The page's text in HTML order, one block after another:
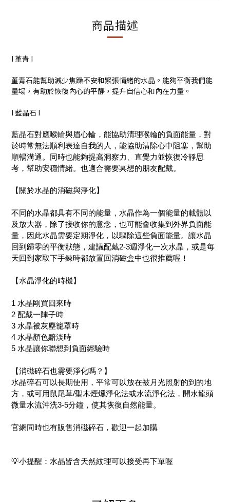
商品描述
I 堇青 I
堇青石能幫助減少焦躁不安和緊張情緒的水晶。能夠平衡我們能
量場，有助於恢復內心的平靜，提升自信心和內在力量。
I 藍晶石 I
藍晶石對應喉輪與眉心輪，能協助清理喉輪的負面能量，對
於時常無法順利表達自我的人，能協助清除心中阻塞，幫助
順暢溝通。同時也能夠提高洞察力、直覺力並恢復冷靜思
考，幫助安穩情緒。也適合需要冥想的朋友配戴。
【關於水晶的消磁與淨化】
不同的水晶都具有不同的能量，水晶作為一個能量的載體以
及放大器，除了接收你的意念，也可能會收集到外界負面能
量，因此水晶需要定期淨化，以驅除這些負面能量。讓水晶
回到歸零的平衡狀態，建議配戴2-3週淨化一次水晶，或是每
天回到家取下手鍊時都放置回消磁盒中也很推薦喔！
【水晶淨化的時機】
1 水晶剛買回來時
2 配戴一陣子時
3 水晶被灰塵籠罩時
4 水晶顏色黯淡時
5 水晶讓你聯想到負面經驗時
【消磁碎石也需要淨化嗎？】
水晶碎石可以長期使用，平常可以放在被月光照射的到的地
方，或可用鼠尾草/聖木煙燻淨化法或水流淨化法，開水龍頭
微量水流沖洗3-5分鐘，使其恢復自然能量。
官網同時也有販售消磁碎石，歡迎一起加購
💡小提醒：水晶皆含天然紋理可以接受再下單喔